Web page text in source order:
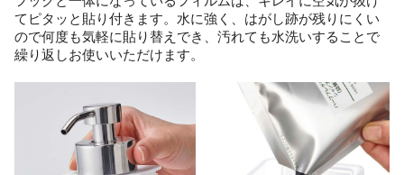
てピタッと貼り付きます。水に強く、はがし跡が残りにくい
ので何度も気軽に貼り替えでき、汚れても水洗いすることで
繰り返しお使いいただけます。